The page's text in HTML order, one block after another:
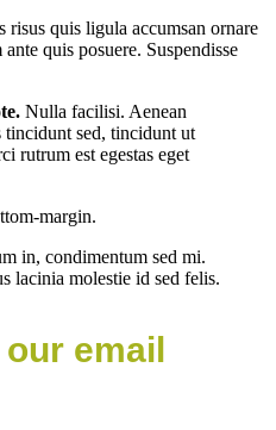
quis ligula accumsan ornare
quis posuere. Suspendisse
Nulla facilisi. Aenean
tincidunt sed, tincidunt ut
rutrum est egestas eget
margin.
in, condimentum sed mi.
lacinia molestie id sed felis.
email